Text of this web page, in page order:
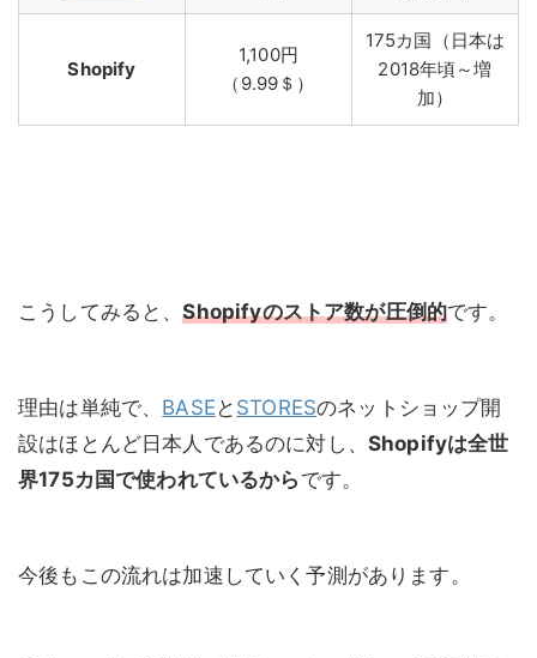
Shopify
1,100円
（9.99＄）
175カ国（日本は
2018年頃～増
加）
こうしてみると、Shopifyのストア数が圧倒的です。
理由は単純で、 BASE と STORESのネットショップ開
設はほとんど日本人であるのに対し、 Shopifyは全世
界175カ国で使われているから です。
今後もこの流れは加速していく予測があります。